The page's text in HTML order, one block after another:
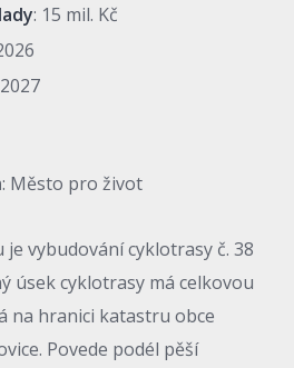
: 15 mil. Kč
: Město pro život
vybudování cyklotrasy č. 38
úsek cyklotrasy má celkovou
na hranici katastru obce
Povede podél pěší